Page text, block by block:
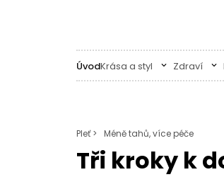
ÚvodKrása a styl Zdraví
Pleť > Méně tahů, více péče
Tři kroky k